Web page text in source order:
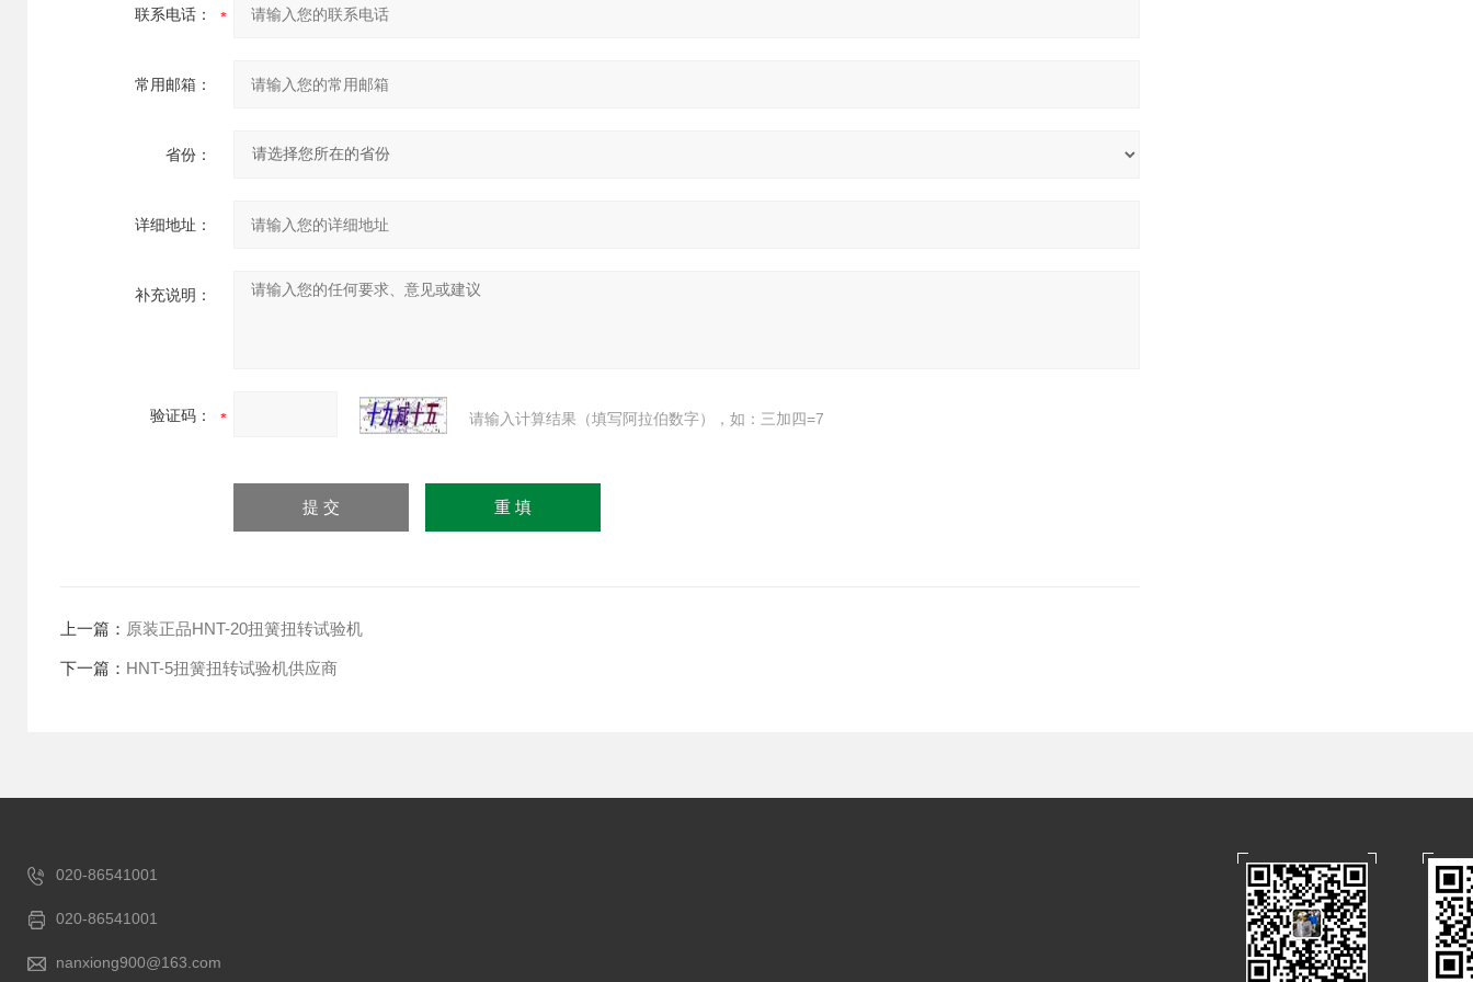
联系电话：
常用邮箱：
省份：
详细地址：
补充说明：
验证码： 请输入计算结果（填写阿拉伯数字），如：三加四=7
上一篇： 原装正品HNT-20扭簧扭转试验机
下一篇： HNT-5扭簧扭转试验机供应商
020-86541001
020-86541001
nanxiong900@163.com